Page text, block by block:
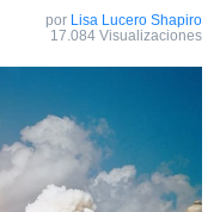
por Lisa Lucero Shapiro
17.084 Visualizaciones